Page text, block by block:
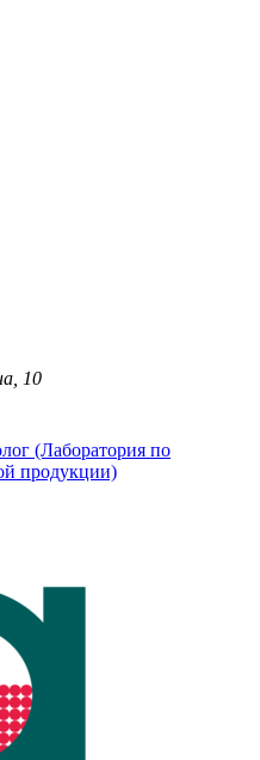
10
(Лаборатория по
продукции)